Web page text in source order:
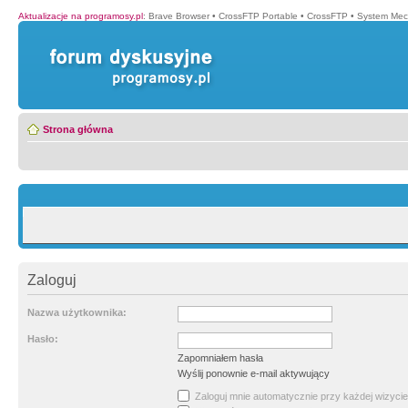
Aktualizacje na programosy.pl: Brave Browser • CrossFTP Portable • CrossFTP • System
Strona główna
Zaloguj
Nazwa użytkownika:
Hasło:
Zapomniałem hasła
Wyślij ponownie e-mail aktywujący
Zaloguj mnie automatycznie przy każdej wizycie